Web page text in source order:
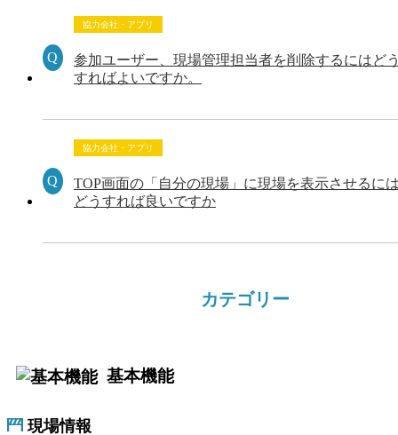
協力会社・アプリ
参加ユーザー、現場管理担当者を削除するにはど
すればよいですか。
協力会社・アプリ
TOP画面の「自分の現場」に現場を表示させるに
どうすれば良いですか
カテゴリー
基本機能
現場情報